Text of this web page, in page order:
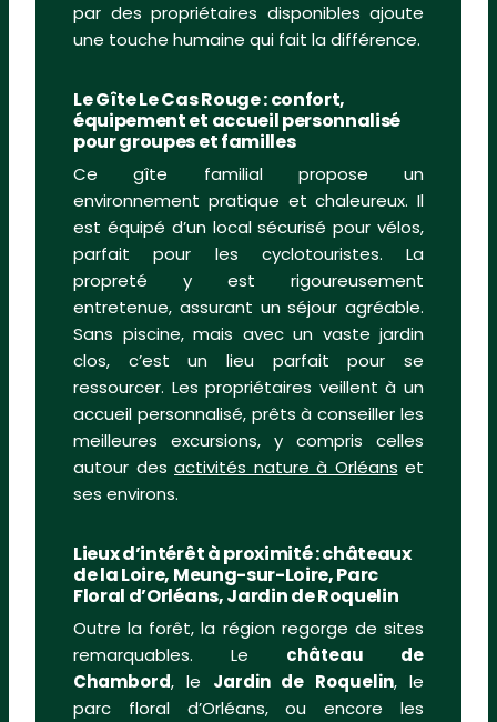
par des propriétaires disponibles ajoute
une touche humaine qui fait la différence.
Le Gîte Le Cas Rouge : confort,
équipement et accueil personnalisé
pour groupes et familles
Ce gîte familial propose un
environnement pratique et chaleureux. Il
est équipé d’un local sécurisé pour vélos,
parfait pour les cyclotouristes. La
propreté y est rigoureusement
entretenue, assurant un séjour agréable.
Sans piscine, mais avec un vaste jardin
clos, c’est un lieu parfait pour se
ressourcer. Les propriétaires veillent à un
accueil personnalisé, prêts à conseiller les
meilleures excursions, y compris celles
autour des activités nature à Orléans et
ses environs.
Lieux d’intérêt à proximité : châteaux
de la Loire, Meung-sur-Loire, Parc
Floral d’Orléans, Jardin de Roquelin
Outre la forêt, la région regorge de sites
remarquables. Le château de
Chambord, le Jardin de Roquelin, le
parc floral d’Orléans, ou encore les